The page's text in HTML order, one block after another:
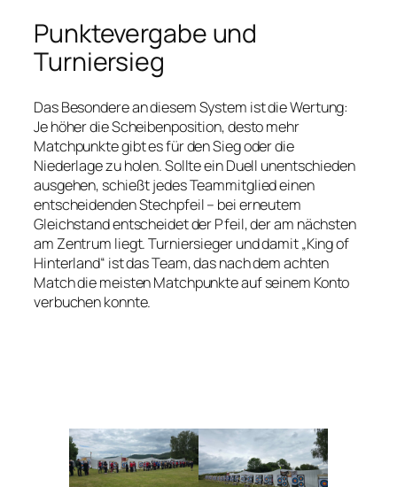
Punktevergabe und
Turniersieg
Das Besondere an diesem System ist die Wertung:
Je höher die Scheibenposition, desto mehr
Matchpunkte gibt es für den Sieg oder die
Niederlage zu holen. Sollte ein Duell unentschieden
ausgehen, schießt jedes Teammitglied einen
entscheidenden Stechpfeil – bei erneutem
Gleichstand entscheidet der Pfeil, der am nächsten
am Zentrum liegt. Turniersieger und damit „King of
Hinterland“ ist das Team, das nach dem achten
Match die meisten Matchpunkte auf seinem Konto
verbuchen konnte.